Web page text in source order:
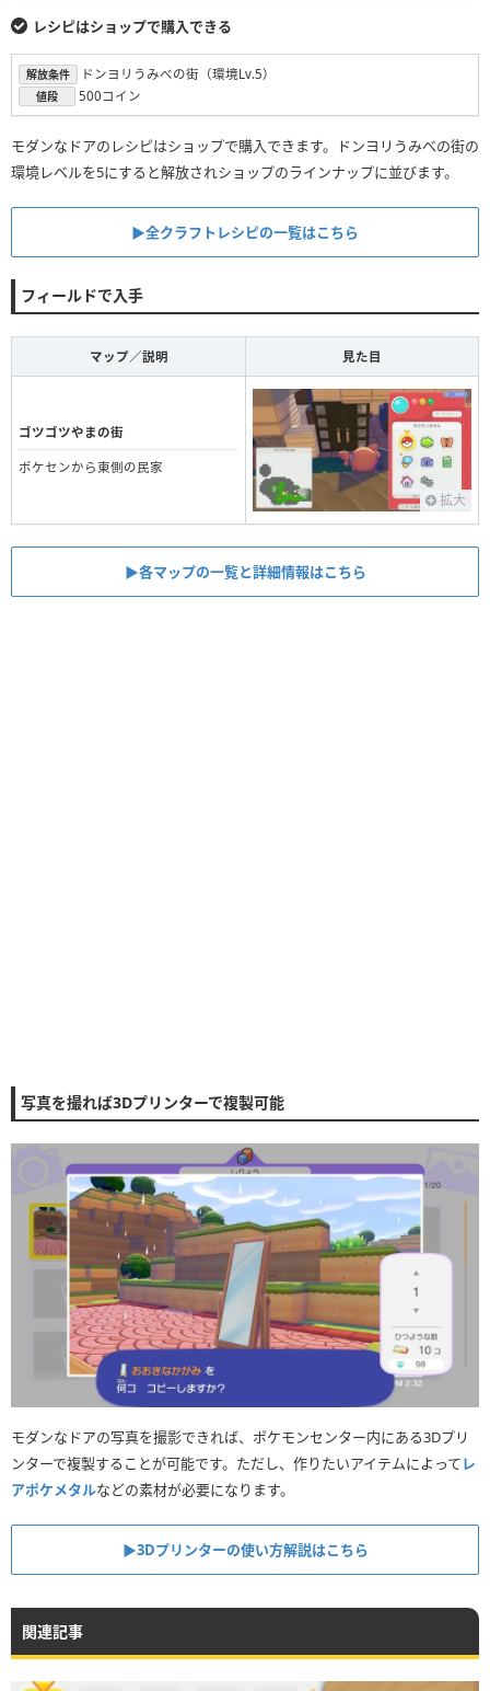
レシピはショップで購入できる
解放条件 ドンヨリうみべの街（環境Lv.5）
値段 500コイン
モダンなドアのレシピはショップで購入できます。ドンヨリうみべの街の
環境レベルを5にすると解放されショップのラインナップに並びます。
▶︎全クラフトレシピの一覧はこちら
フィールドで入手
マップ／説明 見た目
ゴツゴツやまの街
ポケセンから東側の民家
拡大
▶︎各マップの一覧と詳細情報はこちら
写真を撮れば3Dプリンターで複製可能
モダンなドアの写真を撮影できれば、ポケモンセンター内にある3Dプリ
ンターで複製することが可能です。ただし、作りたいアイテムによってレ
アポケメタルなどの素材が必要になります。
▶︎3Dプリンターの使い方解説はこちら
関連記事